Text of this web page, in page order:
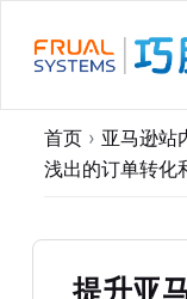
过
首页 › 亚马逊站
浅出的订单转化
提升亚